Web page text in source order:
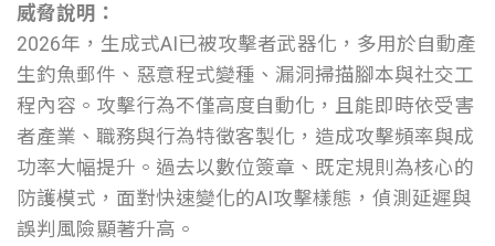
威脅說明：
2026年，生成式AI已被攻擊者武器化，多用於自動產
生釣魚郵件、惡意程式變種、漏洞掃描腳本與社交工
程內容。攻擊行為不僅高度自動化，且能即時依受害
者產業、職務與行為特徵客製化，造成攻擊頻率與成
功率大幅提升。過去以數位簽章、既定規則為核心的
防護模式，面對快速變化的AI攻擊樣態，偵測延遲與
誤判風險顯著升高。